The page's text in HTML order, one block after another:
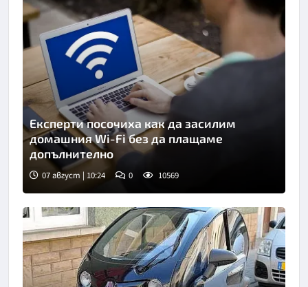
Снимка: Пиксабей
Експерти посочиха как да засилим
домашния Wi-Fi без да плащаме
допълнително
07 август | 10:24 0 10569